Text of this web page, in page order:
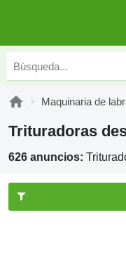
Maquinaria de
Trituradoras
626 anuncios: